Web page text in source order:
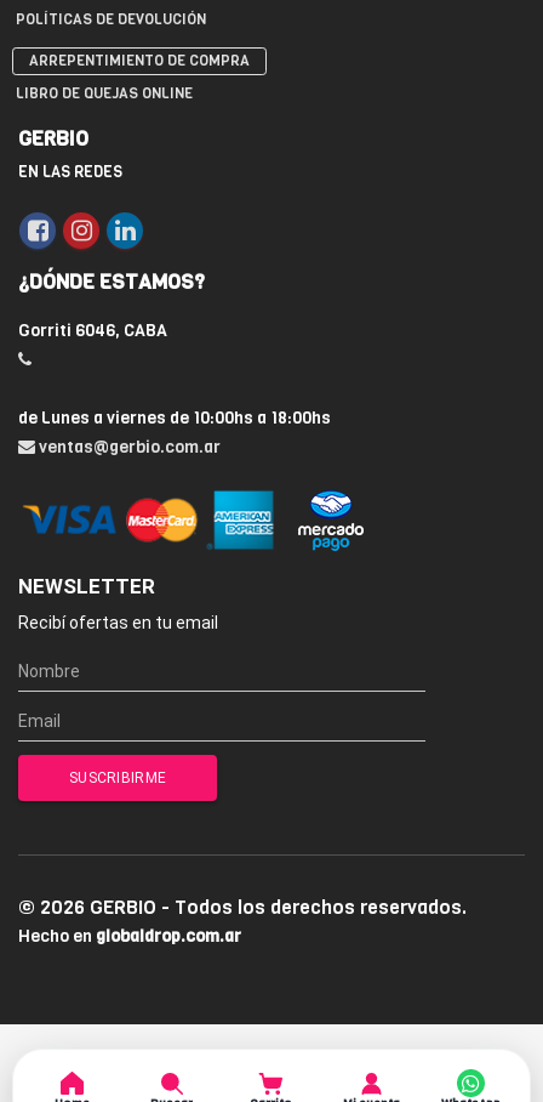
POLÍTICAS DE DEVOLUCIÓN
ARREPENTIMIENTO DE COMPRA
LIBRO DE QUEJAS ONLINE
GERBIO
EN LAS REDES
¿DÓNDE ESTAMOS?
Gorriti 6046, CABA
de Lunes a viernes de 10:00hs a 18:00hs
ventas@gerbio.com.ar
NEWSLETTER
Recibí ofertas en tu email
© 2026 GERBIO - Todos los derechos reservados.
Hecho en globaldrop.com.ar